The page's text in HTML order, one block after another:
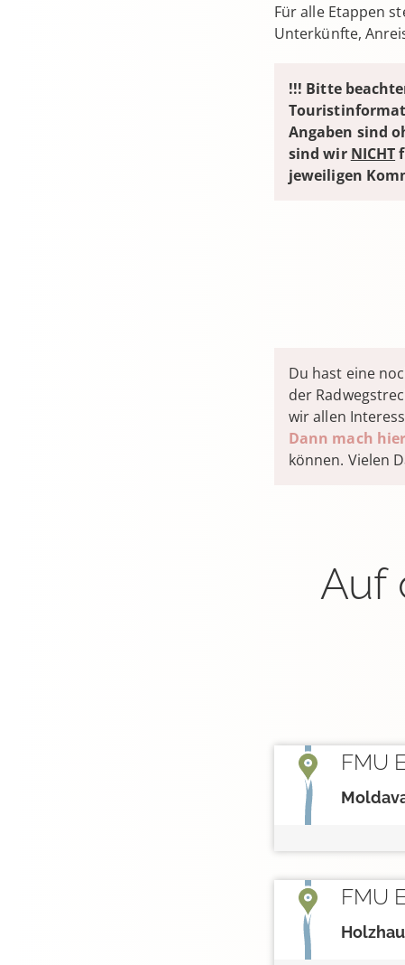
Für alle Etappen
Unterkünfte,
!!! Bitte
Angaben sind
sind wir NICHT
jeweiligen
Du hast eine
der
wir allen
Dann mach
können. Vielen
Auf
FMU
FMU